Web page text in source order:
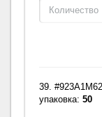
39.
упаковка:50